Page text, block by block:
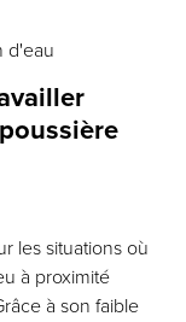
d'eau
les situations où
à proximité
à son faible